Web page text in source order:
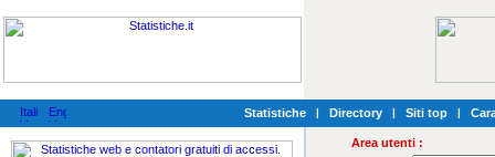
Statistiche | Directory | Siti top |
Area utenti :